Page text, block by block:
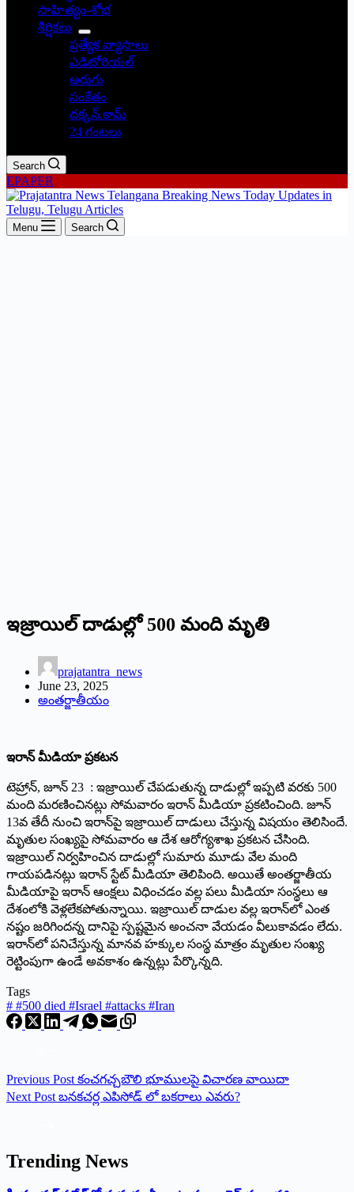
సాహిత్యం-శోభ
శీర్షికలు
ప్రత్యేక వ్యాసాలు
ఎడిటోరియల్
అరుగు
సంకేతం
దక్కన్.కామ్
24 గంటలు
Search
EPAPER
Menu Search
ఇజ్రాయిల్ దాడుల్లో 500 మంది మృతి
prajatantra_news
June 23, 2025
అంతర్జాతీయం
ఇరాన్ మీడియా ప్ర‌క‌ట‌న‌
టెహ్రాన్, జూన్ 23 : ఇజ్రాయిల్ చేప‌డుతున్న దాడుల్లో ఇప్ప‌టి వ‌ర‌కు 500
మంది మ‌ర‌ణించిన‌ట్లు సోమ‌వారం ఇరాన్ మీడియా ప్ర‌క‌టించింది. జూన్
13వ తేదీ నుంచి ఇరాన్‌పై ఇజ్రాయిల్ దాడులు చేస్తున్న విష‌యం తెలిసిందే.
మృతుల సంఖ్య‌పై సోమ‌వారం ఆ దేశ ఆరోగ్య‌శాఖ ప్ర‌క‌ట‌న చేసింది.
ఇజ్రాయిల్ నిర్వ‌హించిన దాడుల్లో సుమారు మూడు వేల మంది
గాయ‌ప‌డిన‌ట్లు ఇరాన్ స్టేట్ మీడియా తెలిపింది. అయితే అంత‌ర్జాతీయ
మీడియాపై ఇరాన్ ఆంక్ష‌లు విధించ‌డం వ‌ల్ల ప‌లు మీడియా సంస్థ‌లు ఆ
దేశంలోకి వెళ్ల‌లేక‌పోతున్నాయి. ఇజ్రాయిల్ దాడుల వ‌ల్ల ఇరాన్‌లో ఎంత
న‌ష్టం జ‌రిగింద‌న్న దానిపై స్ప‌ష్ట‌మైన అంచ‌నా వేయ‌డం వీలుకావ‌డం లేదు.
ఇరాన్‌లో ప‌నిచేస్తున్న మాన‌వ హ‌క్కుల సంస్థ మాత్రం మృతుల సంఖ్య
రెట్టింపుగా ఉండే అవ‌కాశం ఉన్న‌ట్లు పేర్కొన్న‌ది.
Tags
# #500 died #Israel #attacks #Iran
Previous Post కంచగచ్చబౌలి భూములపై విచారణ వాయిదా
Next Post బనకచర్ల ఎపిసోడ్ లో బకరాలు ఎవరు?
Trending News